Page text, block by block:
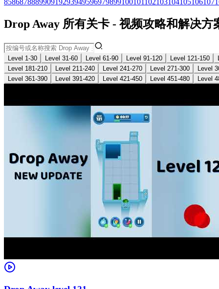
858687888990919293949596979899100101102103104105106107
Drop Away 所有关卡 - 视频攻略和解决方
Level 1-30 Level 31-60 Level 61-90 Level 91-120 Level 121-150
Level 181-210
Level 211-240 Level 241-270 Level 271-300
Level
Level 361-390
Level 391-420 Level 421-450 Level 451-480 Level